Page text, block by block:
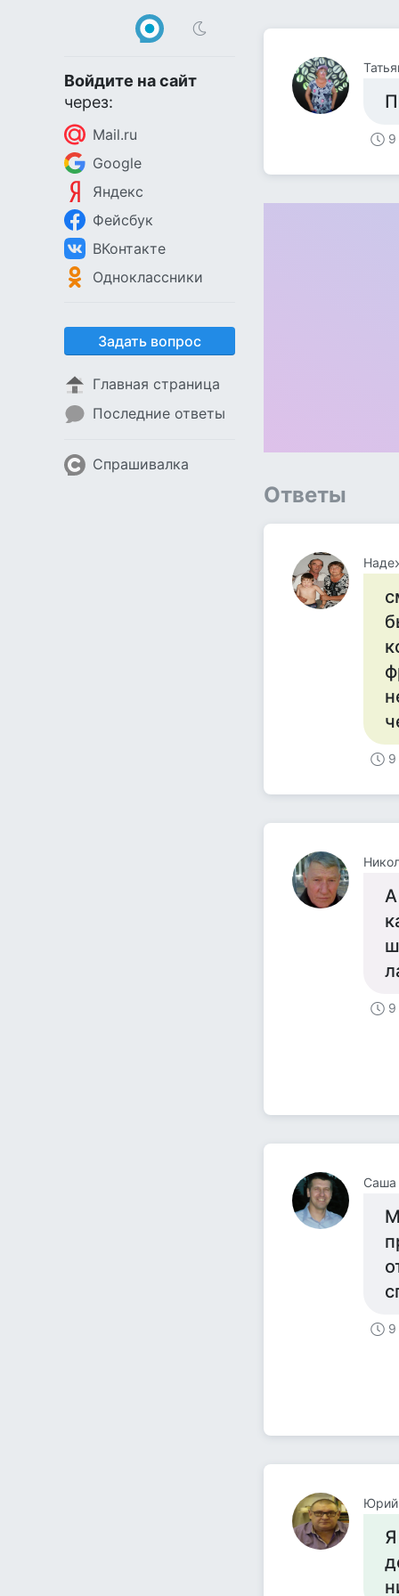
Войдите на сайт
через:
Mail.ru
Google
Яндекс
Фейсбук
ВКонтакте
Одноклассники
Задать вопрос
Главная страница
Последние ответы
Спрашивалка
9
Ответы
9
А
9
Саша
9
Юрий